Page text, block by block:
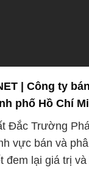
| Công ty
phố Hồ Chí
Đắc Trường
vực bán và
đem lại giá trị